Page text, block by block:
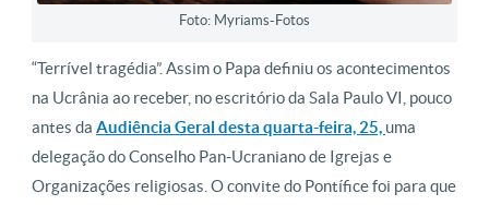
Foto: Myriams-Fotos
“Terrível tragédia”. Assim o Papa definiu os acontecimentos
na Ucrânia ao receber, no escritório da Sala Paulo VI, pouco
antes da Audiência Geral desta quarta-feira, 25, uma
delegação do Conselho Pan-Ucraniano de Igrejas e
Organizações religiosas. O convite do Pontífice foi para que